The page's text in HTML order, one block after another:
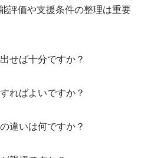
評価や支援条件の整理は重要
せば十分ですか？
ればよいですか？
違いは何ですか？